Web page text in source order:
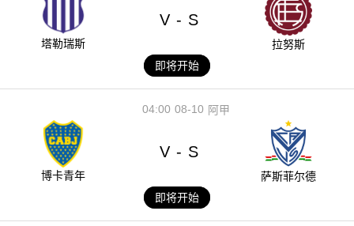
塔勒瑞斯
V - S
拉努斯
即将开始
08-10
04:00 阿甲
博卡青年
V - S
萨斯菲尔德
即将开始